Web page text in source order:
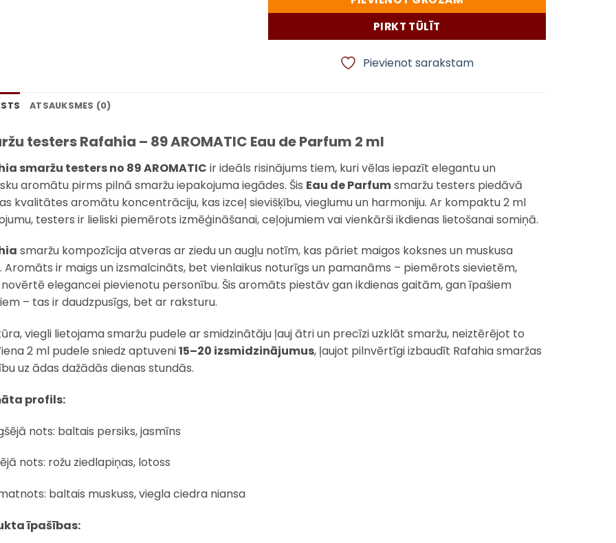
PIRKT TŪLĪT
Pievienot sarakstam
ATSAUKSMES (0)
testers Rafahia – 89 AROMATIC Eau de Parfum 2 ml
smaržu testers no 89 AROMATIC ir ideāls risinājums tiem, kuri vēlas iepazīt elegantu un
aromātu pirms pilnā smaržu iepakojuma iegādes. Šis Eau de Parfumsmaržu testers piedāvā
kvalitātes aromātu koncentrāciju, kas izceļ sievišķību, vieglumu un harmoniju. Ar kompaktu 2 ml
testers ir lieliski piemērots izmēģināšanai, ceļojumiem vai vienkārši ikdienas lietošanai somiņā.
smaržu kompozīcija atveras ar ziedu un augļu notīm, kas pāriet maigos koksnes un muskusa
Aromāts ir maigs un izsmalcināts, bet vienlaikus noturīgs un pamanāms – piemērots sievietēm,
elegancei pievienotu personību. Šis aromāts piestāv gan ikdienas gaitām, gan īpašiem
– tas ir daudzpusīgs, bet ar raksturu.
viegli lietojama smaržu pudele ar smidzinātāju ļauj ātri un precīzi uzklāt smaržu, neiztērējot to
2 ml pudele sniedz aptuveni15–20 izsmidzinājumus, ļaujot pilnvērtīgi izbaudīt Rafahia smaržas
uz ādas dažādās dienas stundās.
profils:
nots: baltais persiks, jasmīns
nots: rožu ziedlapiņas, lotoss
baltais muskuss, viegla ciedra niansa
īpašības: